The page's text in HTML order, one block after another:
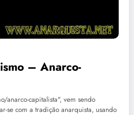
– Anarco-
anarco-capitalista", vem sendo
se com a tradição anarquista, usando